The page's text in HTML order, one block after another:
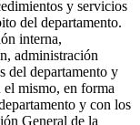
y servicios
del departamento.
interna,
administración
del departamento y
el mismo, en forma
y con los
General de la